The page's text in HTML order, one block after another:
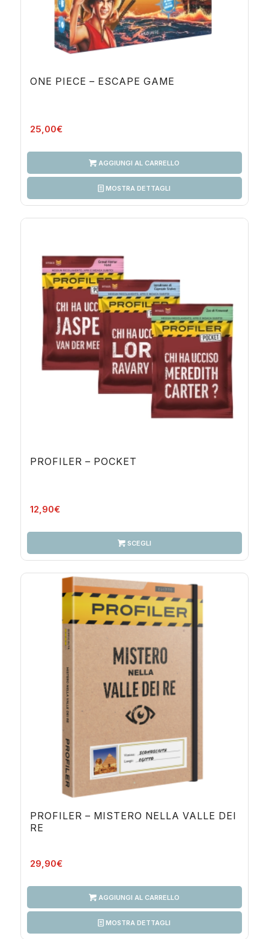
ONE PIECE – ESCAPE GAME
25,00€
AGGIUNGI AL CARRELLO
MOSTRA DETTAGLI
PROFILER – POCKET
12,90€
SCEGLI
PROFILER – MISTERO NELLA VALLE DEI
RE
29,90€
AGGIUNGI AL CARRELLO
MOSTRA DETTAGLI